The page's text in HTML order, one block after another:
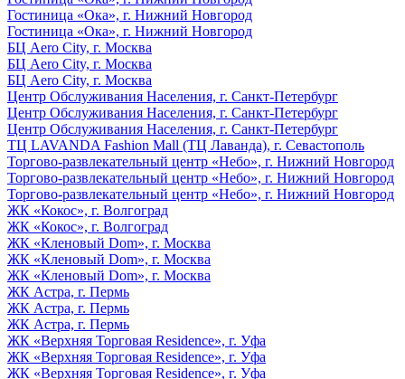
Гостиница «Ока», г. Нижний Новгород
Гостиница «Ока», г. Нижний Новгород
БЦ Aero City, г. Москва
БЦ Aero City, г. Москва
БЦ Aero City, г. Москва
Центр Обслуживания Населения, г. Санкт-Петербург
Центр Обслуживания Населения, г. Санкт-Петербург
Центр Обслуживания Населения, г. Санкт-Петербург
ТЦ LAVANDA Fashion Mall (ТЦ Лаванда), г. Севастополь
Торгово-развлекательный центр «Небо», г. Нижний Новгород
Торгово-развлекательный центр «Небо», г. Нижний Новгород
Торгово-развлекательный центр «Небо», г. Нижний Новгород
ЖК «Кокос», г. Волгоград
ЖК «Кокос», г. Волгоград
ЖК «Кленовый Dom», г. Москва
ЖК «Кленовый Dom», г. Москва
ЖК «Кленовый Dom», г. Москва
ЖК Астра, г. Пермь
ЖК Астра, г. Пермь
ЖК Астра, г. Пермь
ЖК «Верхняя Торговая Residence», г. Уфа
ЖК «Верхняя Торговая Residence», г. Уфа
ЖК «Верхняя Торговая Residence», г. Уфа